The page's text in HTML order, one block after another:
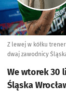
Z lewej w kółku
dwaj zawodnicy
We wtorek 30
Śląska